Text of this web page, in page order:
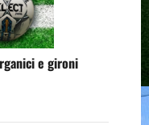
e gironi